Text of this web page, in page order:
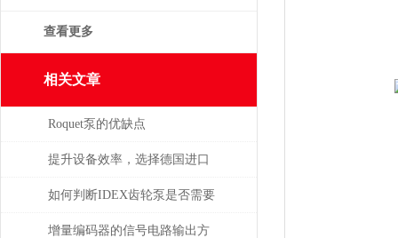
查看更多
相关文章
Roquet泵的优缺点
提升设备效率，选择德国进口
SPECK泵备件
如何判断IDEX齿轮泵是否需要
维修或更换部件？
增量编码器的信号电路输出方